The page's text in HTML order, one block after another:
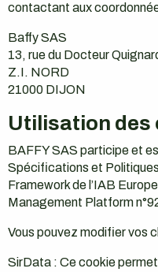
contactant aux
Baffy SAS
13, rue du Docteur
Z.I. NORD
21000 DIJON
Utilisation des
BAFFY SAS participe et
Spécifications et
Framework de l’IAB
Management Platform
Vous pouvez modifier vos
SirData : Ce cookie